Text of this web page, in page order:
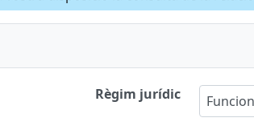
Règim jurídic